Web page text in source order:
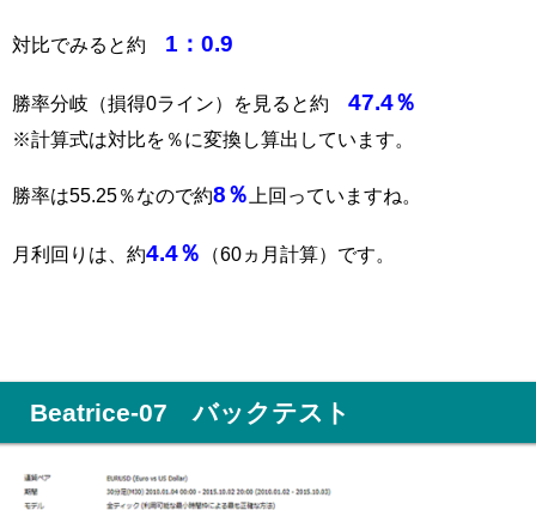
対比でみると約 1：0.9
勝率分岐（損得0ライン）を見ると約 47.4％
※計算式は対比を％に変換し算出しています。
勝率は55.25％なので約8％ 上回っていますね。
月利回りは、約4.4％ （60ヵ月計算）です。
Beatrice-07 バックテスト